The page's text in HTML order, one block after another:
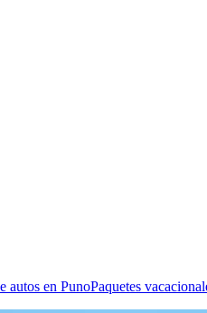
autos en PunoPaquetes